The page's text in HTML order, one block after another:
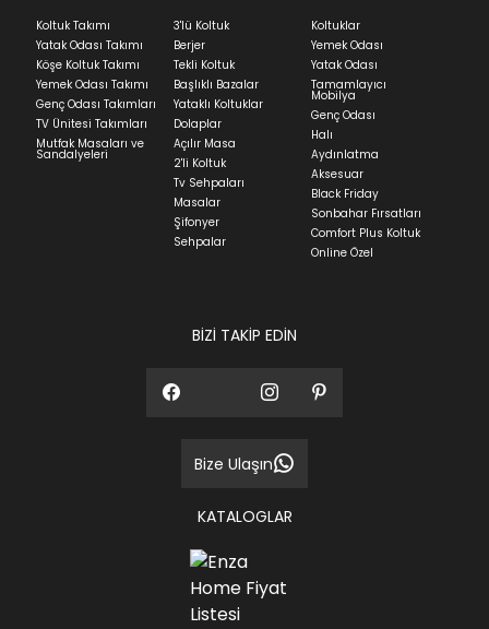
Ev tekstili siparişlerinizin kargoya verilme süresi
ortalama 5-24 iş günüdür.
Yatak siparişlerinizin teslim süresi yaşadığınız şehre
ve ürünün stok durumuna göre ortalama 5-24 iş
günüdür.
Panel ve Döşeme grubu ürün siparişlerinizin teslim
süresi yaşadığınız şehre ve ürünün stok durumuna
göre ortalama 30-45 iş günüdür.
Siparişlerim bölümünden sürecinizi takip edebilirsiniz.
Sıkça Sorulan Sorularbölümünü ziyaret
Koltuk Takımı
Yatak Odası Takımı
Köşe Koltuk Takımı
Yemek Odası Takımı
Genç Odası Takımları
TV Ünitesi Takımları
Mutfak Masaları ve
Sandalyeleri
3'lü Koltuk
Berjer
Tekli Koltuk
Başlıklı Bazalar
Yataklı Koltuklar
Dolaplar
Açılır Masa
2'li Koltuk
Tv Sehpaları
Masalar
Şifonyer
Sehpalar
Koltuklar
Yemek Odası
Yatak Odası
Tamamlayıcı
Mobilya
Genç Odası
Halı
Aydınlatma
Aksesuar
Black Friday
Sonbahar Fırsatları
Comfort Plus Koltuk
Online Özel
BİZİ TAKİP EDİN
Bize Ulaşın
KATALOGLAR